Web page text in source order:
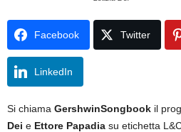
Facebook Twitter
LinkedIn
Si chiama GershwinSongbook il
Dei e Ettore Papadia su etichetta